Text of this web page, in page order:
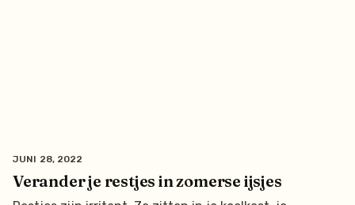
Verander je restjes in zomerse ijsjes
JUNI 28, 2022